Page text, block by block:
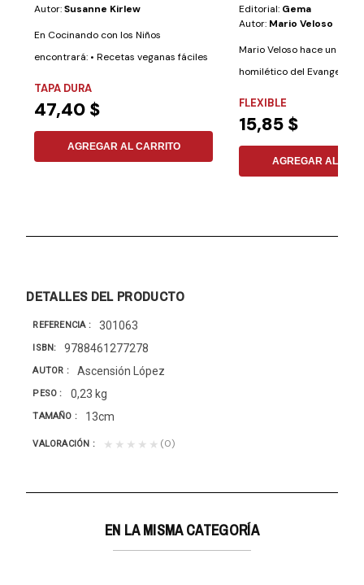
Autor:Susanne Kirlew
En Cocinando con los Niños
encontrará: • Recetas veganas fáciles
TAPA DURA
47,40 $
AGREGAR AL CARRITO
Editorial: Gema
Autor: Mario Veloso
Mario Veloso hace un
homilético del Evangelio
FLEXIBLE
15,85 $
AGREGAR AL
DETALLES DEL PRODUCTO
REFERENCIA 301063
ISBN 9788461277278
AUTOR Ascensión López
PESO 0,23 kg
TAMAÑO 13cm
VALORACIÓN ★★★★★ (0)
EN LA MISMA CATEGORÍA